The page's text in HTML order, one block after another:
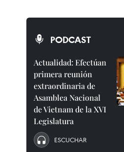
PODCAST
Actualidad: Efectúan
primera reunión
extraordinaria de
Asamblea Nacional
de Vietnam de la XVI
Legislatura
ESCUCHAR